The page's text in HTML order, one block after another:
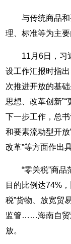
与传统商品
理、标准等为主
11月6日，习
设工作汇报时指
次推进开放的基
思想、改革创新
下一步工作，总书
和要素流动型开放
改革”等方面作出
“零关税”商
目的比例达74%
税”货物、放宽贸
监管……海南自贸
放。